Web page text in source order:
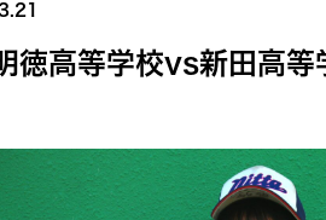
徳高等学校vs新田高等